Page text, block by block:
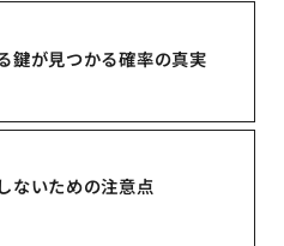
鍵が見つかる確率の真実
ないための注意点